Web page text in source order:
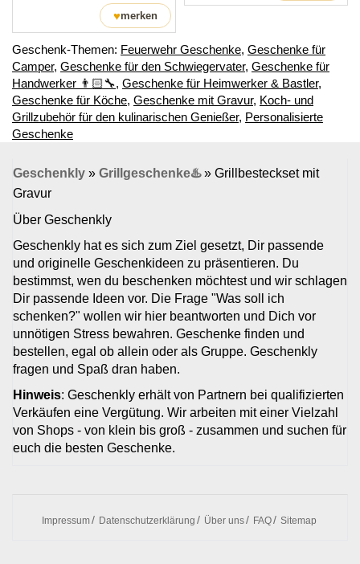
♥merken
Geschenk-Themen: Feuerwehr Geschenke, Geschenke für
Camper, Geschenke für den Schwiegervater, Geschenke für
Handwerker 👨🏻‍🔧, Geschenke für Heimwerker & Bastler,
Geschenke für Köche, Geschenke mit Gravur, Koch- und
Grillzubehör für den kulinarischen Genießer, Personalisierte
Geschenke
Geschenkly » Grillgeschenke♨️» Grillbesteckset mit
Gravur
Über Geschenkly
Geschenkly hat es sich zum Ziel gesetzt, Dir passende
und originelle Geschenkideen zu präsentieren. Du
bestimmst, wen du beschenken möchtest und wir schlagen
Dir passende Ideen vor. Die Frage "Was soll ich
schenken?" wollen wir hier beantworten und Dich vor
unnötigen Stress bewahren. Geschenke finden und
bestellen, egal ob allein oder als Gruppe. Geschenkly
fragen und Spaß dran haben.
Hinweis: Geschenkly erhält von Partnern bei qualifizierten
Verkäufen eine Vergütung. Wir arbeiten mit einer Vielzahl
von Shops - von klein bis groß - zusammen und suchen für
euch die besten Geschenke.
Impressum Datenschutzerklärung Über uns FAQ Sitemap